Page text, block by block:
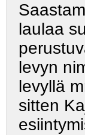
laulaa
levyn
levyllä
sitten